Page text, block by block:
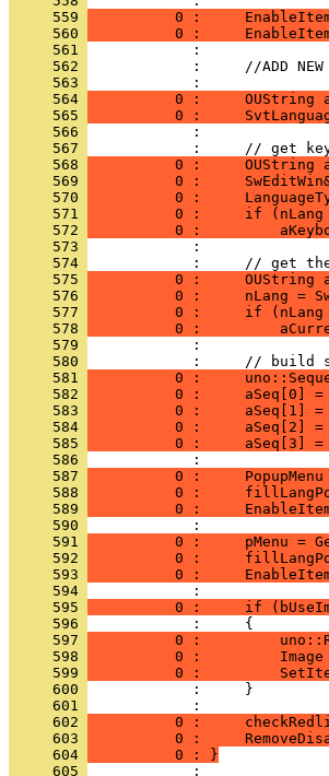
     559
0 :
     560
0 :
     561
     562
     563
     564
0 :     OUString
     565
0 :
     566
     567
     568
0 :     OUString
     569
0 :
     570
0 :
     571
0 :     if
     572
0 :
     573
     574
     575
0 :     OUString
     576
0 :     nLang =
     577
0 :     if
     578
0 :
     579
     580
     581
0 :
     582
0 :     aSeq[0] =
     583
0 :     aSeq[1] =
     584
0 :     aSeq[2] =
     585
0 :     aSeq[3]
     586
     587
0 :
     588
0 :
     589
0 :
     590
     591
0 :     pMenu =
     592
0 :
     593
0 :
     594
     595
0 :     if
     596
     597
0 :
     598
0 :
     599
0 :
     600
     601
     602
0 :
     603
0 :
     604
          0 : }
     605